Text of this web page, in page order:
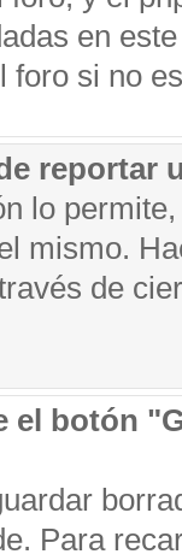
en
foro si no
reportar
lo
mismo.
de
el botón
Para